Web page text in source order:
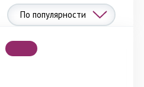
По популярности